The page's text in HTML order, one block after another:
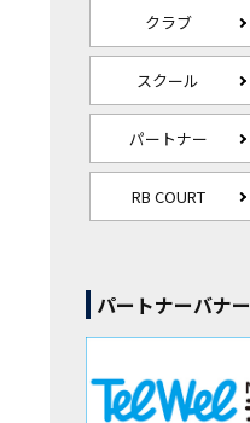
クラブ
スクール
パートナー
RB COURT
パートナーバナー